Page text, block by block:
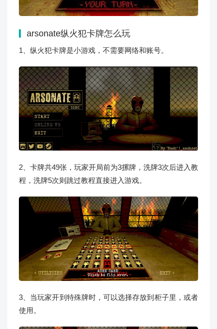
arsonate纵火犯卡牌怎么玩
1、纵火犯卡牌是小游戏，不需要网络和账号。
2、卡牌共49张，玩家开局前为3摞牌，洗牌3次后进入教
程，洗牌5次则跳过教程直接进入游戏。
3、当玩家开到特殊牌时，可以选择存放到柜子里，或者
使用。